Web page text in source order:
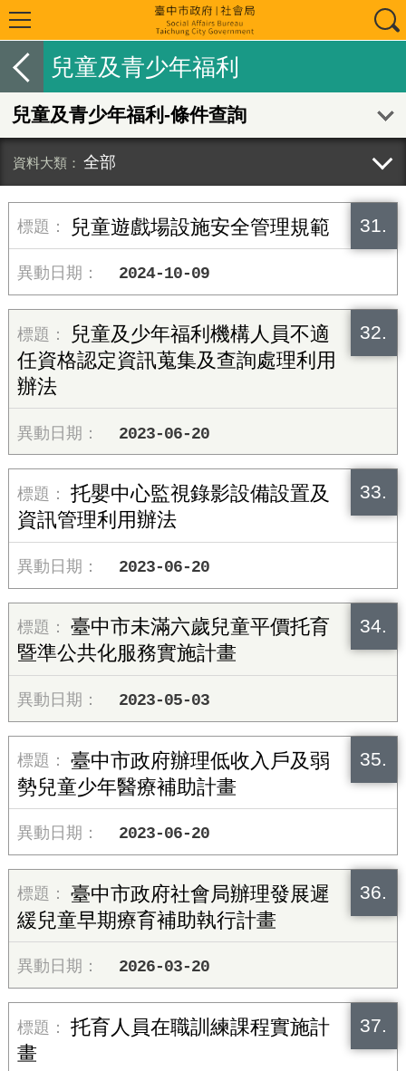
兒童及青少年福利
兒童及青少年福利-條件查詢
全部
31.
兒童遊戲場設施安全管理規範
2024-10-09
32.
兒童及少年福利機構人員不適
任資格認定資訊蒐集及查詢處理利用
辦法
2023-06-20
33.
托嬰中心監視錄影設備設置及
資訊管理利用辦法
2023-06-20
34.
臺中市未滿六歲兒童平價托育
暨準公共化服務實施計畫
2023-05-03
35.
臺中市政府辦理低收入戶及弱
勢兒童少年醫療補助計畫
2023-06-20
36.
臺中市政府社會局辦理發展遲
緩兒童早期療育補助執行計畫
2026-03-20
37.
托育人員在職訓練課程實施計
畫